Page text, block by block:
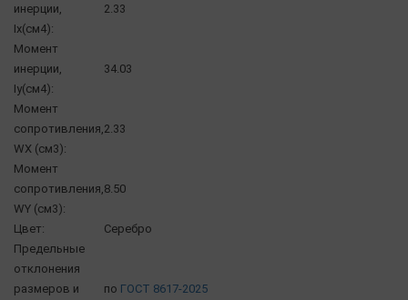
инерции,
Ix(см4):
2.33
Момент
инерции,
Iy(см4):
34.03
Момент
сопротивления,
WX (см3):
2.33
Момент
сопротивления,
WY (см3):
8.50
Цвет:
Серебро
Предельные
отклонения
размеров и
по ГОСТ 8617-2025